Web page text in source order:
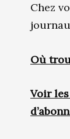
Chez
Où
Voir